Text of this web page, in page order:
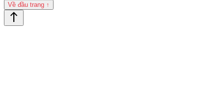
Về đầu trang ↑
north